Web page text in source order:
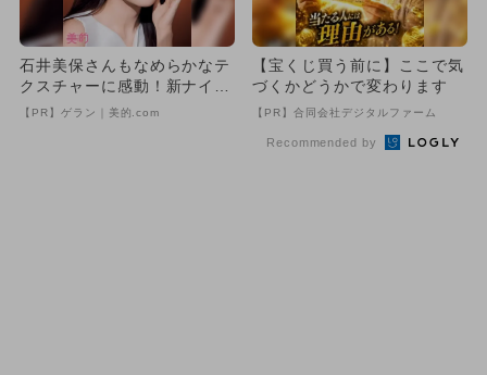
石井美保さんもなめらかなテ
クスチャーに感動！新ナイト
ケア
【PR】ゲラン｜美的.com
【宝くじ買う前に】ここで気
づくかどうかで変わります
【PR】合同会社デジタルファーム
Recommended by